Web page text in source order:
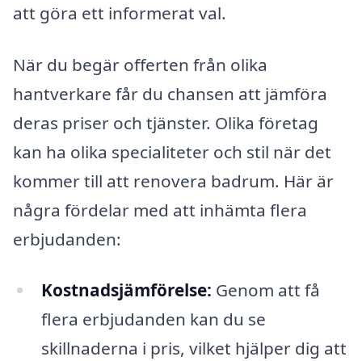
att göra ett informerat val.
När du begär offerten från olika
hantverkare får du chansen att jämföra
deras priser och tjänster. Olika företag
kan ha olika specialiteter och stil när det
kommer till att renovera badrum. Här är
några fördelar med att inhämta flera
erbjudanden:
Kostnadsjämförelse: Genom att få
flera erbjudanden kan du se
skillnaderna i pris, vilket hjälper dig att